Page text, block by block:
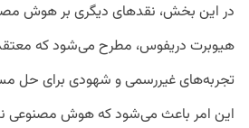
در این بخش، نقدهای دیگری بر هوش
هیوبرت دریفوس، مطرح می‌شود که
تجربه‌های غیررسمی و شهودی برای حل
این امر باعث می‌شود که هوش مصنوعی